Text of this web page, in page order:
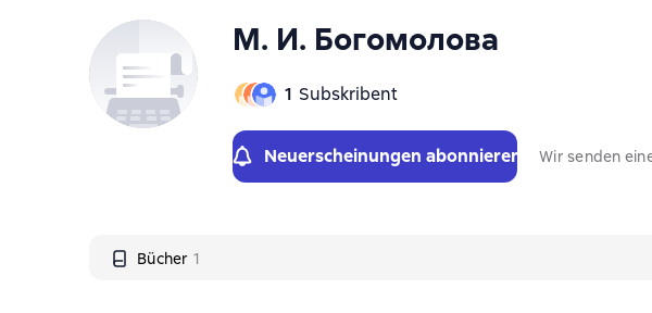
М. И. Богомолова
1 Subskribent
Neuerscheinungen abonnieren Wir senden
Bücher 1